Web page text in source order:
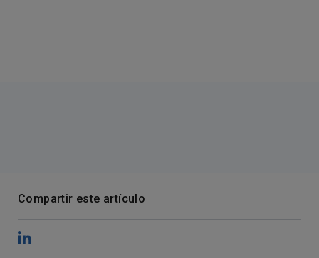
Compartir este artículo